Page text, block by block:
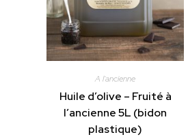
A l'ancienne
Huile d’olive – Fruité à
l’ancienne 5L (bidon
plastique)